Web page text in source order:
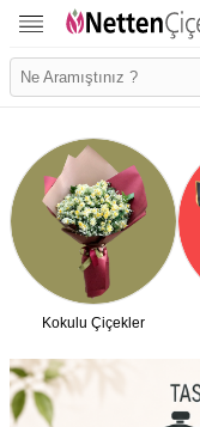
Kokulu Çiçekler
İletişim